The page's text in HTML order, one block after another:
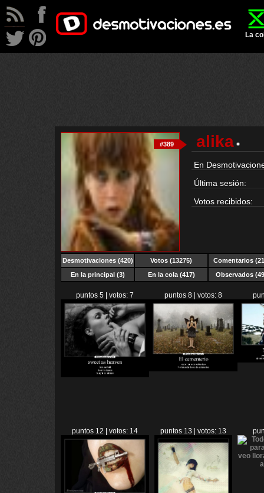
La
#389 alika
En
Última sesión:
Votos recibidos:
Desmotivaciones(420) Votos (13275)
Comentarios
En la principal (3)
En la cola (417) Observados
puntos 5 | votos: 7 puntos 8 | votos: 8
puntos 12 | votos: 14 puntos 13 | votos: 13